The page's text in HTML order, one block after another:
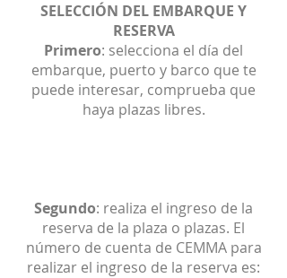
SELECCIÓN DEL EMBARQUE Y
RESERVA
Primero: selecciona el día del
embarque, puerto y barco que te
puede interesar, comprueba que
haya plazas libres.
Segundo: realiza el ingreso de la
reserva de la plaza o plazas. El
número de cuenta de CEMMA para
realizar el ingreso de la reserva es: